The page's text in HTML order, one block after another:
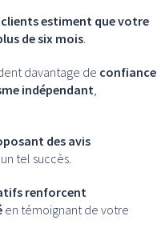
clients estiment que votre
de six mois.
davantage de confiance
indépendant,
des avis
tel succès.
renforcent
en témoignant de votre